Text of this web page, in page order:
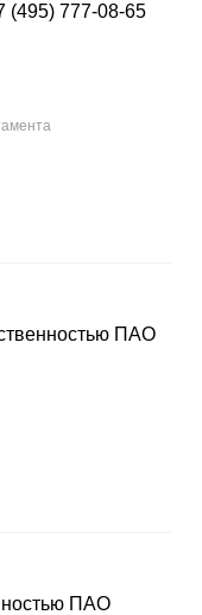
(495) 777-08-65
ПАО
ПАО